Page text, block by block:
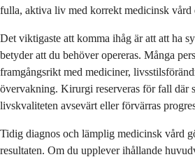
fulla, aktiva liv med korrekt medicinsk vård
Det viktigaste att komma ihåg är att att ha
betyder att du behöver opereras. Många
framgångsrikt med mediciner,
övervakning. Kirurgi reserveras för fall där
livskvaliteten avsevärt eller förvärras
Tidig diagnos och lämplig medicinsk vård
resultaten. Om du upplever ihållande